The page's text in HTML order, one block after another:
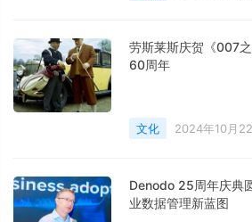
劳斯莱斯庆贺《007
60周年
文化 2024年10月
Denodo 25周年庆典
业数据管理新蓝图